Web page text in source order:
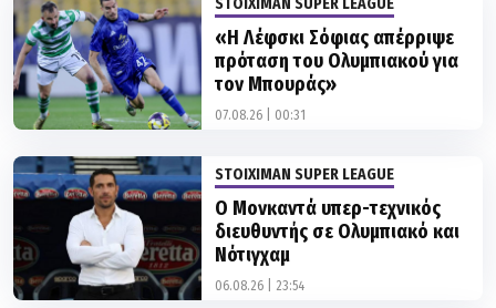
πρόταση του Ολυμπιακού για
τον Μπουράς»
07.08.26 | 00:31
STOIXIMAN SUPER LEAGUE
διευθυντής σε Ολυμπιακό και
Νότιγχαμ
06.08.26 | 23:54
STOIXIMAN SUPER LEAGUE